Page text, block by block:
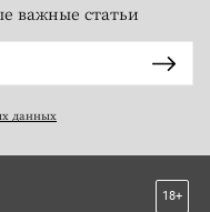
важные статьи
данных
18+